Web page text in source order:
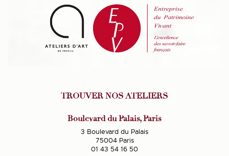
TROUVER NOS ATELIERS
Boulevard du Palais, Paris
3 Boulevard du Palais
75004 Paris
01 43 54 16 50